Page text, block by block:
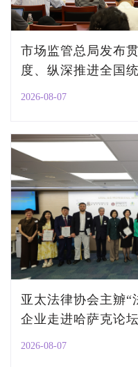
市场监管总局发布
度、纵深推进全国
2026-08-07
亚太法律协会主辧“
企业走进哈萨克论
2026-08-07